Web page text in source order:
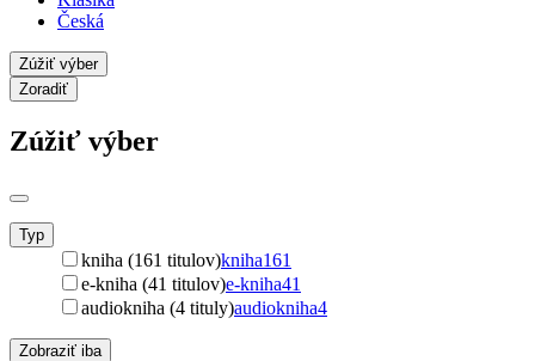
Česká
Zúžiť výber
Zoradiť
Zúžiť výber
Typ
kniha (161 titulov)kniha161
e-kniha (41 titulov)e-kniha41
audiokniha (4 tituly)audiokniha4
Zobraziť iba